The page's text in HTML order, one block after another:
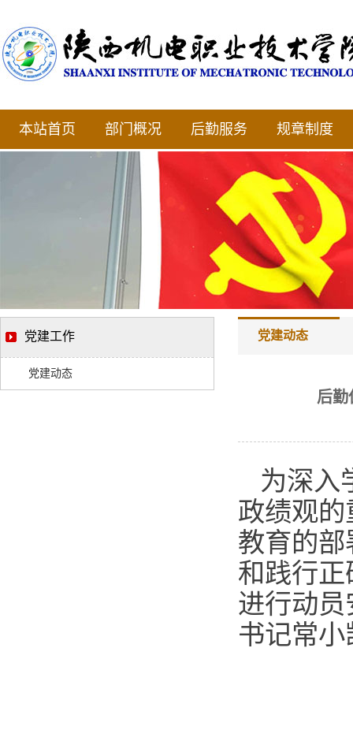
本站首页 部门概况 后勤服务 规章制度
党建工作
党建动态
党建动态
后勤
为深入
政绩观
教育的部
和践行
进行动
书记常